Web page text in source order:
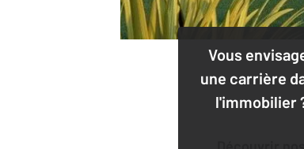
Vous
une carrière
l'immobilier